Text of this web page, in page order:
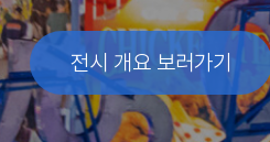
전시 개요 보러가기
전시 개요 보러가기
전시 개요 보러가기